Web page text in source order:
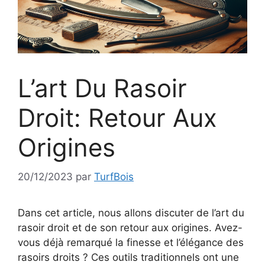
L’art Du Rasoir
Droit: Retour Aux
Origines
20/12/2023 par TurfBois
Dans cet article, nous allons discuter de l’art du
rasoir droit et de son retour aux origines. Avez-
vous déjà remarqué la finesse et l’élégance des
rasoirs droits ? Ces outils traditionnels ont une